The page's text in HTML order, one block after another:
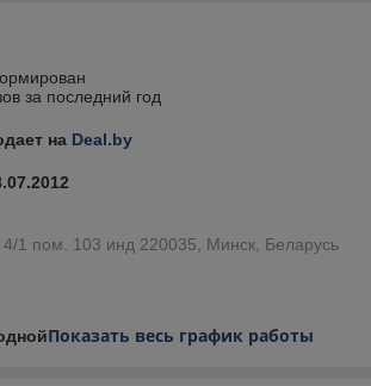
за последний год
на Deal.by
4/1 пом. 103 инд 220035, Минск, Беларусь
Показать весь график работы